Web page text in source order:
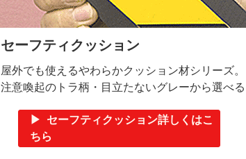
セーフティクッション
屋外でも使えるやわらかクッション材シリーズ。
注意喚起のトラ柄・目立たないグレーから選べる
▶ セーフティクッション詳しくはこ
ちら